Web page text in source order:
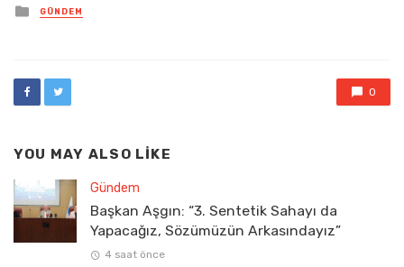
Posted
in
GÜNDEM
0
YOU MAY ALSO LIKE
Gündem
Başkan Aşgın: “3. Sentetik Sahayı da
Yapacağız, Sözümüzün Arkasındayız”
4 saat önce